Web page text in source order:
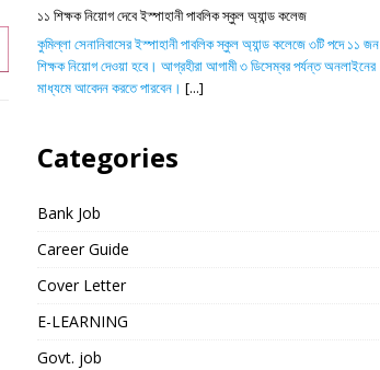
১১ শিক্ষক নিয়োগ দেবে ইস্পাহানী পাবলিক স্কুল অ্যান্ড কলেজ
কুমিল্লা সেনানিবাসের ইস্পাহানী পাবলিক স্কুল অ্যান্ড কলেজে ৩টি পদে ১১ জন
শিক্ষক নিয়োগ দেওয়া হবে। আগ্রহীরা আগামী ৩ ডিসেম্বর পর্যন্ত অনলাইনের
মাধ্যমে আবেদন করতে পারবেন। [...]
Categories
Bank Job
Career Guide
Cover Letter
E-LEARNING
Govt. job